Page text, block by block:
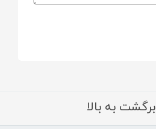
برگشت به بالا